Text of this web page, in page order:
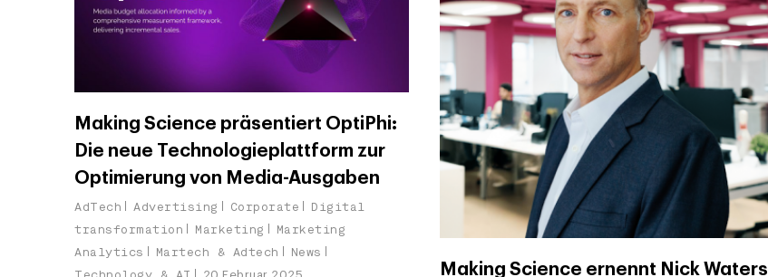
Making Science präsentiert OptiPhi:
Die neue Technologieplattform zur
Optimierung von Media-Ausgaben
AdTech Advertising Corporate
Digital
transformation
Marketing
Marketing
Analytics
Martech & Adtech
News
20 Februar 2025
Making Science ernennt Nick Waters